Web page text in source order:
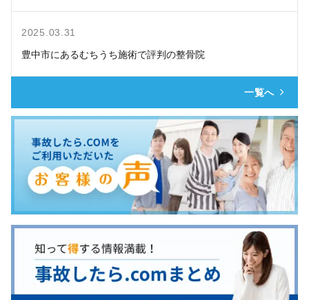
2025.03.31
豊中市にあるむちうち施術で評判の整骨院
一覧へ